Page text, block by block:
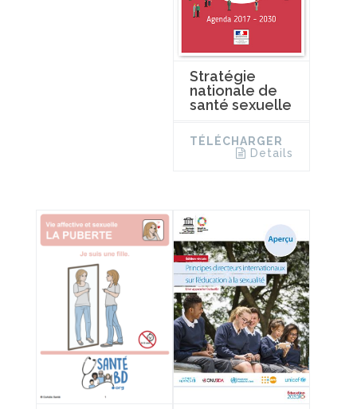
Stratégie
nationale de
santé sexuelle
TÉLÉCHARGER
Details